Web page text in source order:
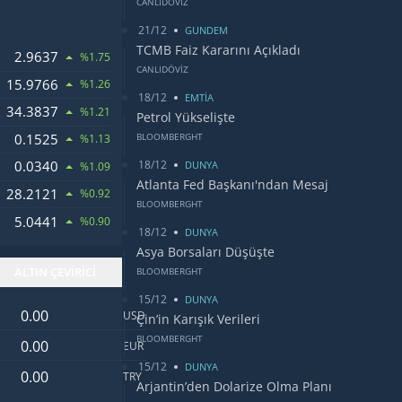
2.9637 %1.75
15.9766 %1.26
34.3837 %1.21
0.1525 %1.13
0.0340 %1.09
28.2121 %0.92
5.0441 %0.90
Dolar değeri USD
Euro değeri EUR
Türk Lirası değeri
TRY
21/12 GUNDEM
TCMB Faiz Kararını Açıkladı
CANLIDÖVİZ
18/12 EMTİA
Petrol Yükselişte
BLOOMBERGHT
18/12 DUNYA
Atlanta Fed Başkanı'ndan Mesaj
BLOOMBERGHT
18/12 DUNYA
Asya Borsaları Düşüşte
BLOOMBERGHT
15/12 DUNYA
Çin’in Karışık Verileri
BLOOMBERGHT
15/12 DUNYA
Arjantin’den Dolarize Olma Planı